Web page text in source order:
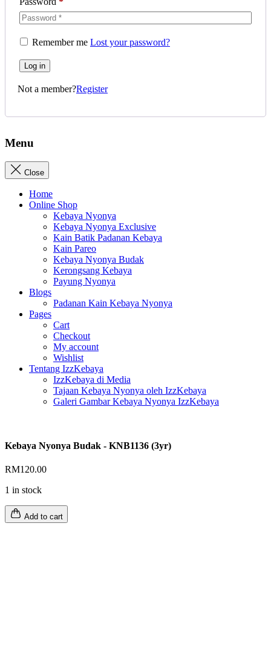
Remember me Lost your password?
Log in
Not a member?Register
Menu
Close
Home
Online Shop
Kebaya Nyonya
Kebaya Nyonya Exclusive
Kain Batik Padanan Kebaya
Kain Pareo
Kebaya Nyonya Budak
Kerongsang Kebaya
Payung Nyonya
Blogs
Padanan Kain Kebaya Nyonya
Pages
Cart
Checkout
My account
Wishlist
Tentang IzzKebaya
IzzKebaya di Media
Tajaan Kebaya Nyonya oleh IzzKebaya
Galeri Gambar Kebaya Nyonya IzzKebaya
Kebaya Nyonya Budak - KNB1136 (3yr)
RM120.00
1 in stock
Add to cart